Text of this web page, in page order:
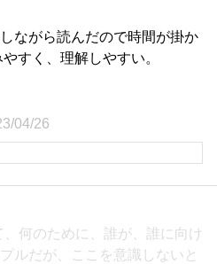
ながら読んだので時間が掛か
すく、理解しやすい。
04/26
、何のために、誰が、誰に向け
ルだが、ここを意識しないと